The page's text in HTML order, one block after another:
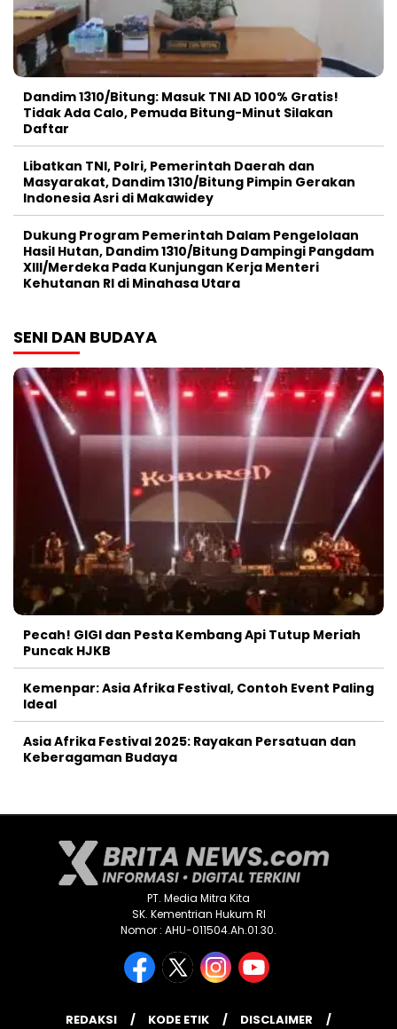
Dandim 1310/Bitung: Masuk TNI AD 100% Gratis!
Tidak Ada Calo, Pemuda Bitung-Minut Silakan
Daftar
Libatkan TNI, Polri, Pemerintah Daerah dan
Masyarakat, Dandim 1310/Bitung Pimpin Gerakan
Indonesia Asri di Makawidey
Dukung Program Pemerintah Dalam Pengelolaan
Hasil Hutan, Dandim 1310/Bitung Dampingi Pangdam
XIII/Merdeka Pada Kunjungan Kerja Menteri
Kehutanan RI di Minahasa Utara
SENI DAN BUDAYA
Pecah! GIGI dan Pesta Kembang Api Tutup Meriah
Puncak HJKB
Kemenpar: Asia Afrika Festival, Contoh Event Paling
Ideal
Asia Afrika Festival 2025: Rayakan Persatuan dan
Keberagaman Budaya
PT. Media Mitra Kita
SK. Kementrian Hukum RI
Nomor : AHU-011504.Ah.01.30.
REDAKSI KODE ETIK
DISCLAIMER